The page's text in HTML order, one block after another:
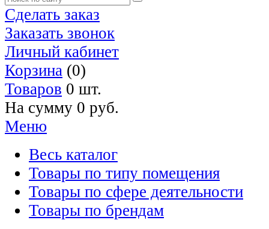
Сделать заказ
Заказать звонок
Личный кабинет
Корзина (0)
Товаров 0 шт.
На сумму 0 руб.
Меню
Весь каталог
Товары по типу помещения
Товары по сфере деятельности
Товары по брендам